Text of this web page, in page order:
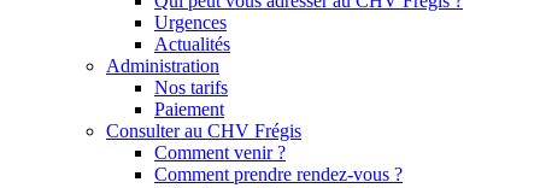
Urgences
Actualités
Administration
Nos tarifs
Paiement
Consulter au CHV Frégis
Comment venir ?
Comment prendre rendez-vous ?